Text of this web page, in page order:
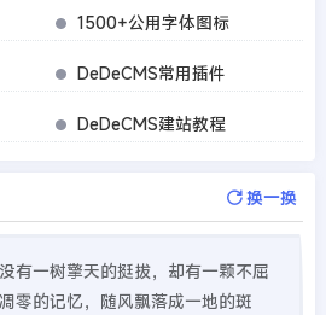
1500+公用字体图标
DeDeCMS常用插件
DeDeCMS建站教程
换一换
有一树擎天的挺拔，却有一颗不屈
零的记忆，随风飘落成一地的斑